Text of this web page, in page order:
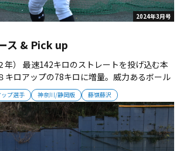
2024年3月号
プ選手 神奈川/静岡版 藤嶺藤沢
ス & Pick up
年） 最速142キロのストレートを投げ込む本
キロアップの78キロに増量。威力あるボール
悟志（２年＝遊撃手） 植松大智（２年＝三
＝一塁手） 藤原椋平（２年＝二塁手・遊撃